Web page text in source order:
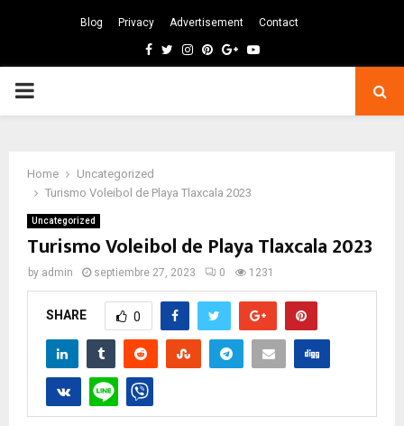
Blog Privacy Advertisement Contact
Facebook
TwitterInstagram
Pinterest
GoogleYoutube
PRIMARY
Home
Uncategorized
Turismo Voleibol de Playa Tlaxcala 2023
Uncategorized
Turismo Voleibol de Playa Tlaxcala 2023
by admin septiembre 27, 2023 0 1231
SHARE 0